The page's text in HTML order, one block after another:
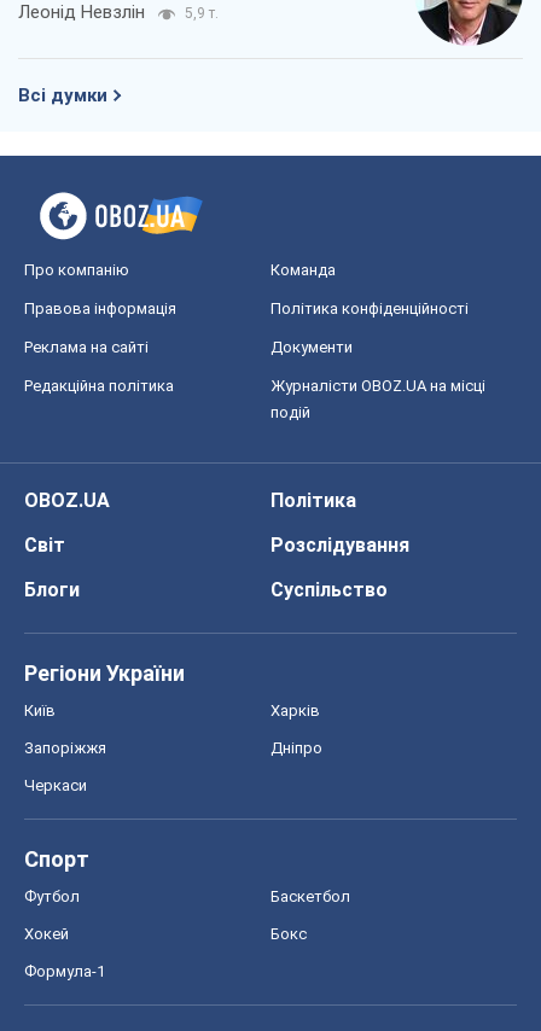
Леонід Невзлін 5,9 т.
Всі думки
Про компанію Команда
Правова інформація Політика конфіденційності
Реклама на сайті Документи
Редакційна політика
Журналісти OBOZ.UA на місці
подій
OBOZ.UA
Політика
Світ
Розслідування
Блоги
Суспільство
Регіони України
Київ Харків
Запоріжжя Дніпро
Черкаси
Спорт
Футбол Баскетбол
Хокей Бокс
Формула-1